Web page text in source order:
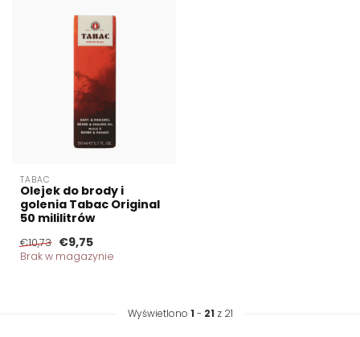
TABAC
Olejek do brody i
golenia Tabac Original
50 mililitrów
€10,73 €9,75
Brak w magazynie
Wyświetlono 1 - 21 z 21